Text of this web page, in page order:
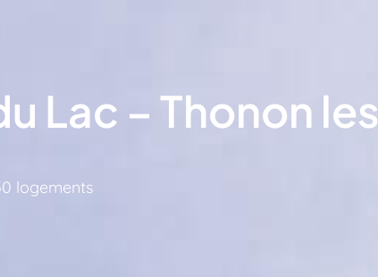
Lac – Thonon les
logements